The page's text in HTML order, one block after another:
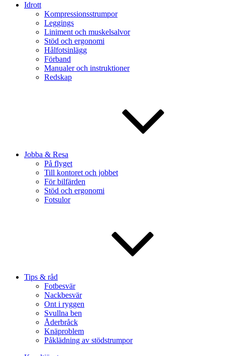
Idrott
Kompressionsstrumpor
Leggings
Liniment och muskelsalvor
Stöd och ergonomi
Hålfotsinlägg
Förband
Manualer och instruktioner
Redskap
Jobba & Resa
På flyget
Till kontoret och jobbet
För bilfärden
Stöd och ergonomi
Fotsulor
Tips & råd
Fotbesvär
Nackbesvär
Ont i ryggen
Svullna ben
Åderbråck
Knäproblem
Påklädning av stödstrumpor